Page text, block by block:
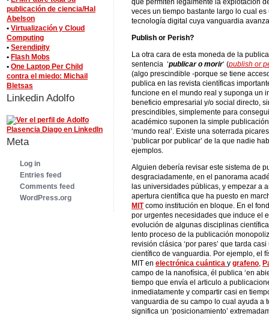
que permiten legalmente la explotación
veces un tiempo bastante largo lo cual
tecnología digital cuya vanguardia
Publish or Perish?
La otra cara de esta moneda de la
sentencia ‘publicar o morir‘ (publish or
(algo prescindible -porque se tiene
publica en las revista científicas
funcione en el mundo real y suponga un
beneficio empresarial y/o social directo,
prescindibles, simplemente para
académico suponen la simple
‘mundo real’. Existe una soterrada
‘publicar por publicar’ de la que nadie
ejemplos.
Alguien debería revisar este sistema de
desgraciadamente, en el panorama
las universidades públicas, y empezar a
apertura científica que ha puesto en
MITcomo institución en bloque. En el
por urgentes necesidades que induce el
evolución de algunas disciplinas
lento proceso de la publicación
revisión clásica ‘por pares’ que tarda
científico de vanguardia. Por ejemplo, el
MIT en electrónica cuántica y grafeno,
campo de la nanofísica, él publica ‘en
tiempo que envía el articulo a
inmediatamente y compartir casi en
vanguardia de su campo lo cual ayuda a
significa un ‘posicionamiento’
publicación de ciencia/Hal
Abelson
• Virtualización y Cloud
Computing
• Serendipity
• Flash Mobs
• One Laptop Per Child
contra el miedo: Michail
Bletsas
Linkedin Adolfo
Meta
Log in
Entries feed
Comments feed
WordPress.org